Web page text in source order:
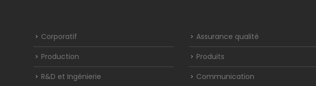
Corporatif
Production
R&D et Ingénierie
Assurance qualité
Produits
Communication